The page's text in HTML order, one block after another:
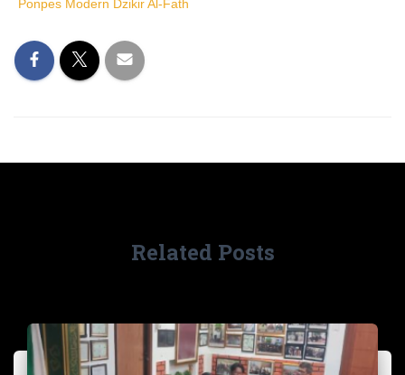
Ponpes Modern Dzikir Al-Fath
Related Posts